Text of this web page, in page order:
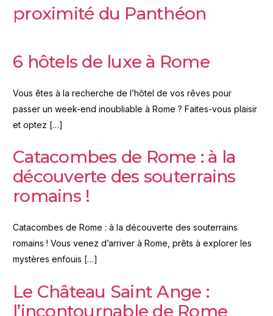
proximité du Panthéon
6 hôtels de luxe à Rome
Vous êtes à la recherche de l’hôtel de vos rêves pour
passer un week-end inoubliable à Rome ? Faites-vous plaisir
et optez […]
Catacombes de Rome : à la
découverte des souterrains
romains !
Catacombes de Rome : à la découverte des souterrains
romains ! Vous venez d’arriver à Rome, prêts à explorer les
mystères enfouis […]
Le Château Saint Ange :
l’incontournable de Rome